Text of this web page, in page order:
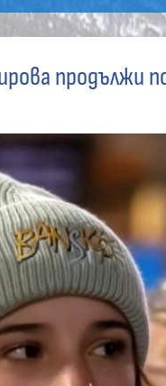
продължи